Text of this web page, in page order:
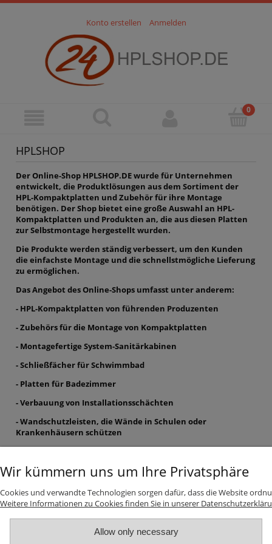
Konto erstellen Anmelden
HPLSHOP
Der Online-Shop HPLSHOP.DE wurde für Unternehmen
entwickelt, die Produktlösungen aus dem Sortiment der
HPL-Kompaktplatten und Zubehör für ihre Montage
benötigen. Der Shop bietet eine große Auswahl an HPL-
Kompaktplatten und Produkten an, die aus diesen Platten
zur Selbstmontage hergestellt wurden.
Die Produkte werden ständig verbessert, um den Kunden
die einfachste Montage und die schnellstmögliche Lieferung
zu ermöglichen.
Das Angebot des Online-Shops umfasst unter anderem:
- HPL-Kompaktplatten von führenden Produzenten
- Zubehörs für die Montage von Kompaktplatten
- Montagefertige System-Sanitärkabinen
- Schließfächer für Schwimmbad
- Platten für Badezimmer
- Verbauung von Installationsschächten
- Wandschutzleisten, die Wände in Schulen oder
Krankenhäusern schützen
Top-Kategorien
Wir kümmern uns um Ihre Privatsphäre
Cookies und verwandte Technologien sorgen dafür, dass die Website
Weitere Informationen zu Cookies finden Sie in unserer
Allow only necessary